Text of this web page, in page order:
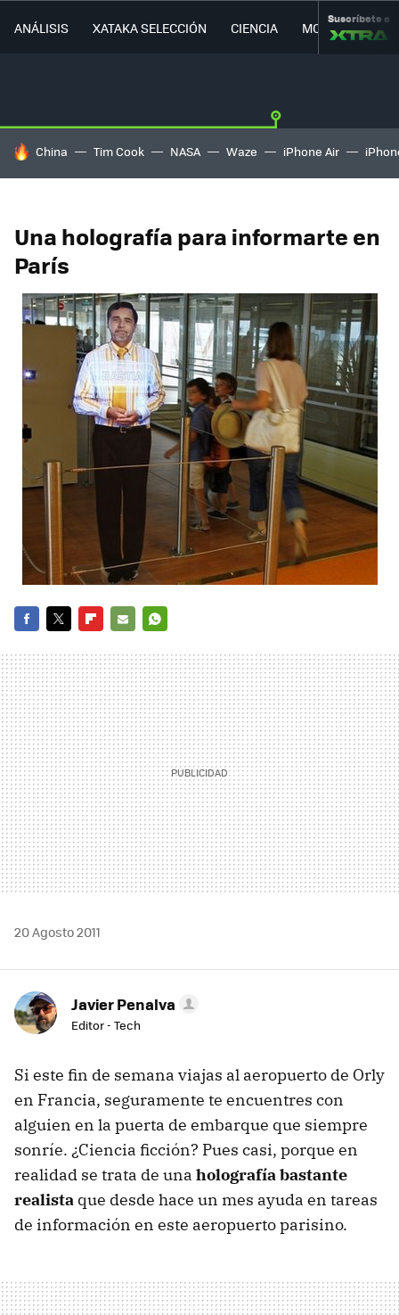
ANÁLISIS XATAKA SELECCIÓN CIENCIA MOVILIDAD
Suscríbete a
HOY SE HABLA DE
China Tim Cook NASA Waze iPhone Air
Una holografía para informarte en
París
MAIL
20 Agosto 2011
Javier Penalva
Editor - Tech
Si este fin de semana viajas al aeropuerto de Orly
en Francia, seguramente te encuentres con
alguien en la puerta de embarque que siempre
sonríe. ¿Ciencia ficción? Pues casi, porque en
realidad se trata de una holografía bastante
realista que desde hace un mes ayuda en tareas
de información en este aeropuerto parisino.